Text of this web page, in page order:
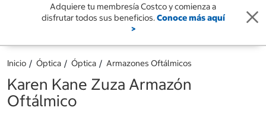
Adquiere tu membresía Costco y comienza a
disfrutar todos sus beneficios.Conoce más aquí
>
Inicio Óptica Óptica Armazones Oftálmicos
Karen Kane Zuza Armazón
Oftálmico